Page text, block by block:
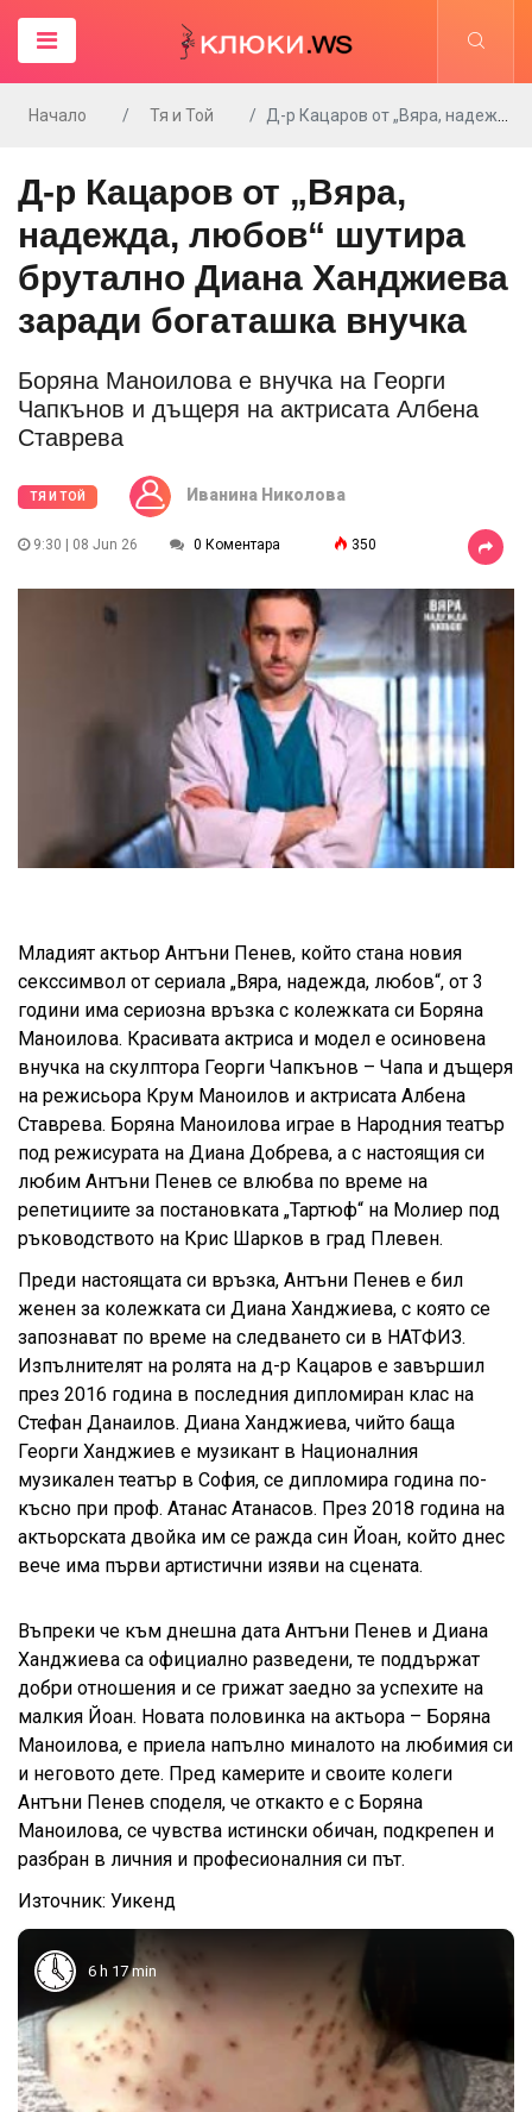
Начало Тя и Той Д-р Кацаров от „Вяра, надежда, любов“ шутира брутално Диана Ханджиева заради богаташка внучка
Д-р Кацаров от „Вяра,
надежда, любов“ шутира
брутално Диана Ханджиева
заради богаташка внучка
Боряна Маноилова е внучка на Георги
Чапкънов и дъщеря на актрисата Албена
Ставрева
ТЯ И ТОЙ Иванина Николова
9:30 | 08 Jun 26 0 Коментара 350
Младият актьор Антъни Пенев, който стана новия
секссимвол от сериала „Вяра, надежда, любов“, от 3
години има сериозна връзка с колежката си Боряна
Маноилова. Красивата актриса и модел е осиновена
внучка на скулптора Георги Чапкънов – Чапа и дъщеря
на режисьора Крум Маноилов и актрисата Албена
Ставрева. Боряна Маноилова играе в Народния театър
под режисурата на Диана Добрева, а с настоящия си
любим Антъни Пенев се влюбва по време на
репетициите за постановката „Тартюф“ на Молиер под
ръководството на Крис Шарков в град Плевен.
Преди настоящата си връзка, Антъни Пенев е бил
женен за колежката си Диана Ханджиева, с която се
запознават по време на следването си в НАТФИЗ.
Изпълнителят на ролята на д-р Кацаров е завършил
през 2016 година в последния дипломиран клас на
Стефан Данаилов. Диана Ханджиева, чийто баща
Георги Ханджиев е музикант в Националния
музикален театър в София, се дипломира година по-
късно при проф. Атанас Атанасов. През 2018 година на
актьорската двойка им се ражда син Йоан, който днес
вече има първи артистични изяви на сцената.
Въпреки че към днешна дата Антъни Пенев и Диана
Ханджиева са официално разведени, те поддържат
добри отношения и се грижат заедно за успехите на
малкия Йоан. Новата половинка на актьора – Боряна
Маноилова, е приела напълно миналото на любимия си
и неговото дете. Пред камерите и своите колеги
Антъни Пенев споделя, че откакто е с Боряна
Маноилова, се чувства истински обичан, подкрепен и
разбран в личния и професионалния си път.
Източник: Уикенд
6 h 17 min